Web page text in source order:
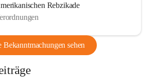
Rebzikade
Bekanntmachungen sehen